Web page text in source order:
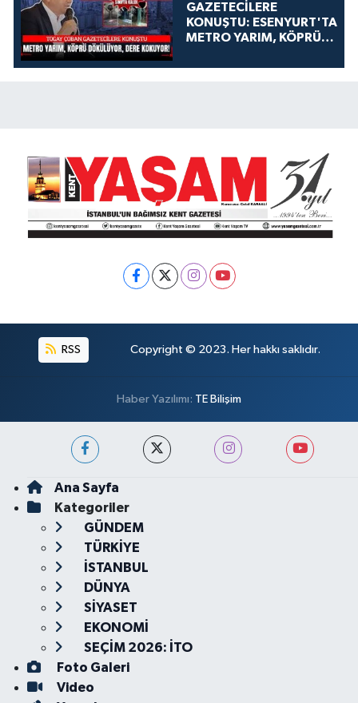
GAZETECİLERE
KONUŞTU: ESENYURT'TA
METRO YARIM, KÖPRÜ
KOKUYOR!
RSS Copyright © 2023. Her hakkı saklıdır.
Haber Yazılımı: TE Bilişim
Ana Sayfa
Kategoriler
GÜNDEM
TÜRKİYE
İSTANBUL
DÜNYA
SİYASET
EKONOMİ
SEÇİM 2026: İTO
Foto Galeri
Video